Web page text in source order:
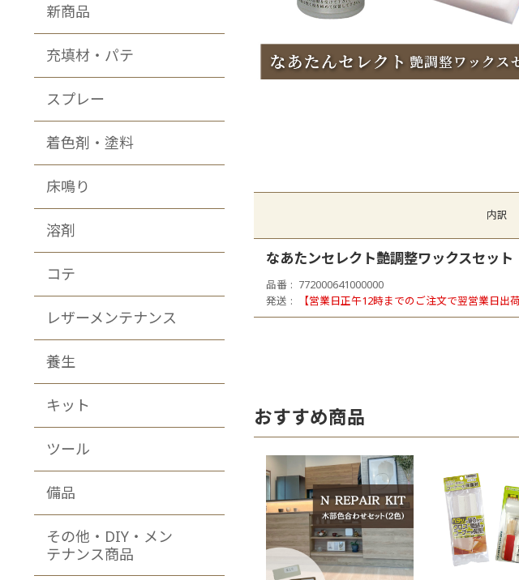
内訳
なあたンセレクト艶調整ワックスセット
品番
772000641000000
発送
【営業日正午12時までのご注文で翌営業日出荷
おすすめ商品
新商品
充填材・パテ
スプレー
着色剤・塗料
床鳴り
溶剤
コテ
レザーメンテナンス
養生
キット
ツール
備品
その他・DIY・メン
テナンス商品